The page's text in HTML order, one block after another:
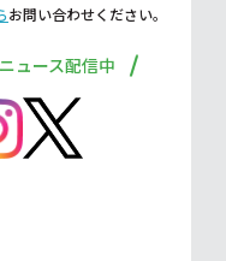
お問い合わせください。
ュース配信中